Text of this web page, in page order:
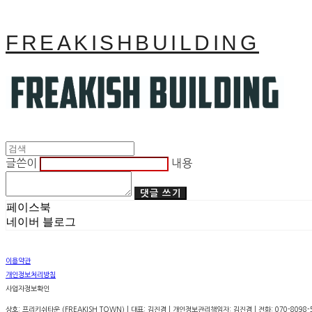
FREAKISHBUILDING
글쓴이 내용
댓글 쓰기
페이스북
네이버 블로그
이용약관
개인정보처리방침
사업자정보확인
상호: 프리키쉬타운 (FREAKISH TOWN) | 대표: 김진겸 | 개인정보관리책임자: 김진겸 | 전화: 070-